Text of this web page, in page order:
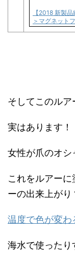
【2018 新製
＞マグネット
そしてこのル
実はあります！
女性が爪のオシ
これをルアー
ーの出来上がり
温度で色が変わ
海水で使ったり